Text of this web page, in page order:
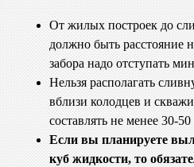
От жилых построек до
должно быть расстояние
забора надо отступать
Нельзя располагать
вблизи колодцев и
составлять не менее 30-
Если вы планируете
куб жидкости, то